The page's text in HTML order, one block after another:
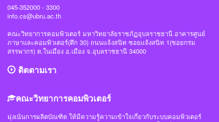
การใช้เครื่องมือถือสำหรับตรวจจับการทำงานต่าง ๆ ภายในร่างกายและเก็บข้อมูล
แบบดิจิทัล 7. จุดจบของสื่อสิ่งพิมพ์ ในช่วงยุคหลัง ๆ ที่ผู้คนหันมาใช้สมาร์ตโฟนและ
รวมทั้งการจำหน่ายหนังสือในรูปแบบ E-book ทำให้ยอดขายหนังสือพิมพ์ นิตยสาร
และสื่อสิ่งพิมพ์ต่าง ๆ น้อยลงไปมาก จนส่งผลให้หลายสำนักพิมพ์ต้องปิดตัวลง และ
ในปี 2020 นี้ก็น่าจะมีการปิดตัวเพิ่มอีกมากหรืออาจจะไม่เหลือหนังสือพิมพ์อีกต่อไป
แล้วก็เป็นได้ 8. สกุลเงินดิจิทัลที่แพร่หลายมากขึ้น ปัจจุบันสกุลเงินดิจิทัลที่ใช้
เทคโนโลยีบล็อกเชนเริ่มเข้ามามีบทบาทในวงการการเงินมากขึ้นเรื่อย ๆ อีกทั้งการ
อาจจะให้ได้เห็นธนาคารหลายแห่งในโลกเริ่มหันมาสนใจสกุลเงินดิจิทัลกันมากกว่า
เดิม ข้อมูลจาก mobileappdaily.com, telenor.com, createlcom.com
045-352000 - 3300
info.cs@ubru.ac.th
คณะวิทยาการคอมพิวเตอร์ มหาวิทยาลัยราชภัฏอุบลราชธานี อาคารศูนย์
ภาษาและคอมพิวเตอร์(ตึก 30) ถนนแจ้งสนิท ซอยแจ้งสนิท 1(ซอยกรม
สรรพากร) ต.ในเมือง อ.เมือง จ.อุบลราชธานี 34000
ติดตามเรา
คณะวิทยาการคอมพิวเตอร์
มุ่งเน้นการผลิตบัณฑิต ให้มีความรู้ความเข้าใจเกี่ยวกับระบบคอมพิวเตอร์